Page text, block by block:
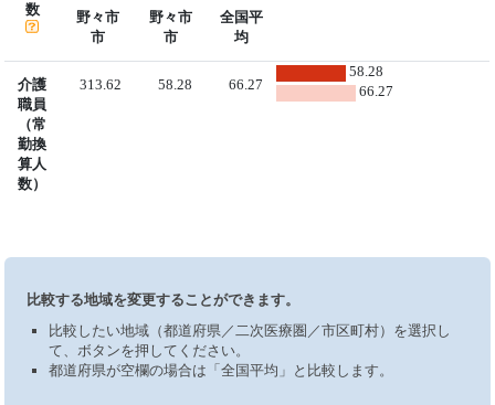
数
野々市
市
野々市
市
全国平
均
介護
職員
（常
勤換
算人
数）
313.62 58.28 66.27
58.28
66.27
比較する地域を変更することができます。
比較したい地域（都道府県／二次医療圏／市区町村）を選択し
て、ボタンを押してください。
都道府県が空欄の場合は「全国平均」と比較します。